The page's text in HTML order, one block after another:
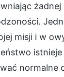
misji i w
normalne